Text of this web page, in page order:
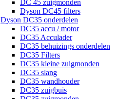
DC 45 zuigmonden
Dyson DC45 filters
Dyson DC35 onderdelen
DC35 accu / motor
DC35 Acculader
DC35 behuizings onderdelen
DC35 Filters
DC35 kleine zuigmonden
DC35 slang
DC35 wandhouder
DC35 zuigbuis